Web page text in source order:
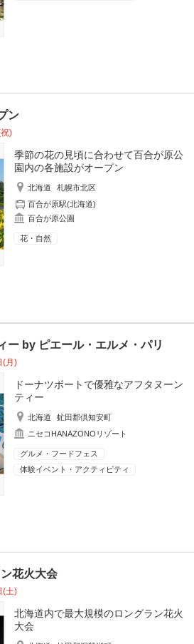
ン
)
季節の花の見頃に合わせて百合が原公
園内の各施設がオープン
北海道
札幌市北区
百合が原駅(北海道)
百合が原公園
花・自然
ー by ピエール・エルメ・パリ
(月)
ドーナツボートで優雅なアフタヌーン
ティー
北海道
虻田郡倶知安町
ニセコHANAZONOリゾート
グルメ・フードフェス
体験イベント・アクティビティ
花火大会
(土)
北海道内で最大規模のロングラン花火
大会